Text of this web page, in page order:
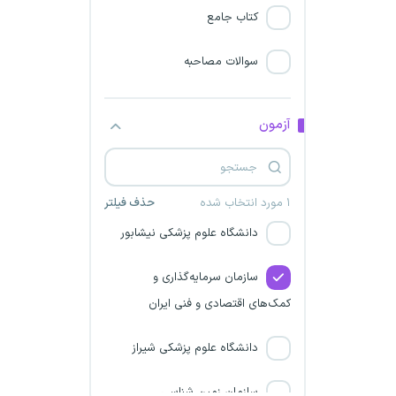
کتاب جامع
سوالات مصاحبه
آزمون
۱ مورد انتخاب شده حذف فیلتر
توسعه زیربناهای حمل و نقل کشور
شرکت مادر تخصصی عمران و
بهسازی شهری ایران
دانشگاه علوم پزشکی نیشابور
سازمان سرمایه‌گذاری و
کمک‌های اقتصادی و فنی ایران
دانشگاه علوم پزشکی شیراز
سازمان زمین شناسی